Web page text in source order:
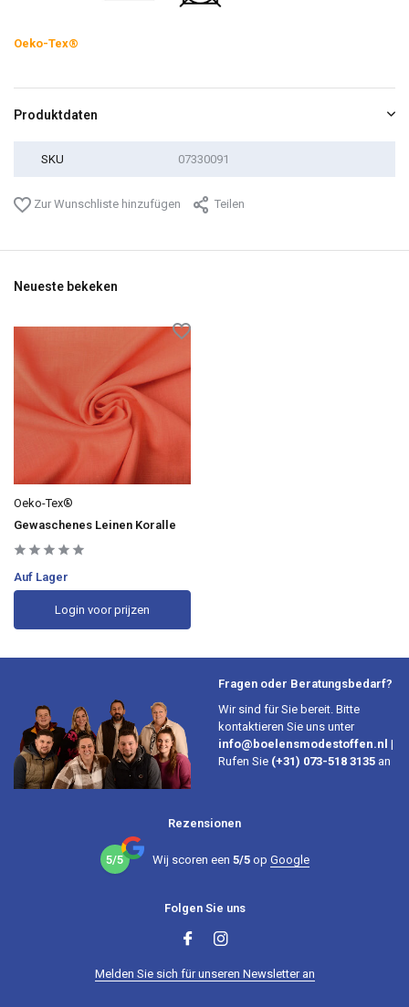
Oeko-Tex®
Produktdaten
SKU 07330091
Zur Wunschliste hinzufügen Teilen
Neueste bekeken
Oeko-Tex®
Gewaschenes Leinen Koralle
Auf Lager
Login voor prijzen
Fragen oder Beratungsbedarf?
Wir sind für Sie bereit. Bitte
kontaktieren Sie uns unter
info@boelensmodestoffen.nl |
Rufen Sie (+31) 073-518 3135 an
Rezensionen
5/5 Wij scoren een 5/5op Google
Folgen Sie uns
Melden Sie sich für unseren Newsletter an